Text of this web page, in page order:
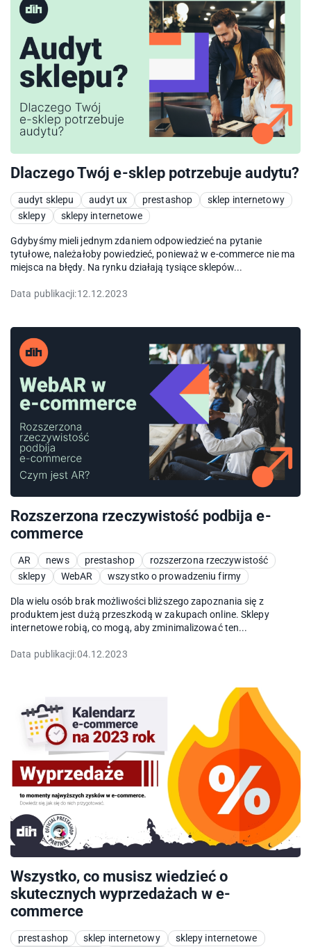
Dlaczego Twój e-sklep potrzebuje audytu?
audyt sklepu audyt ux prestashop
sklep internetowy
sklepy
sklepy internetowe
Gdybyśmy mieli jednym zdaniem odpowiedzieć na pytanie
tytułowe, należałoby powiedzieć, ponieważ w e-commerce nie ma
miejsca na błędy. Na rynku działają tysiące sklepów...
Data publikacji:12.12.2023
Rozszerzona rzeczywistość podbija e-
commerce
AR news prestashop
rozszerzona rzeczywistość
sklepy
WebAR wszystko o prowadzeniu firmy
Dla wielu osób brak możliwości bliższego zapoznania się z
produktem jest dużą przeszkodą w zakupach online. Sklepy
internetowe robią, co mogą, aby zminimalizować ten...
Data publikacji:04.12.2023
Wszystko, co musisz wiedzieć o
skutecznych wyprzedażach w e-
commerce
prestashop sklep internetowy
sklepy internetowe